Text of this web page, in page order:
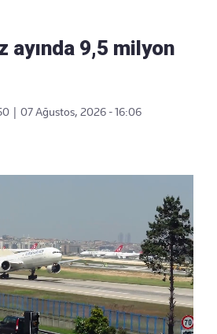
ayında 9,5 milyon
07 Ağustos, 2026 - 16:06